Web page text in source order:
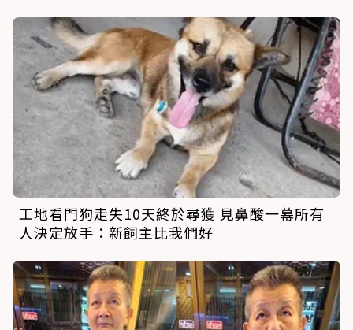
工地看門狗走失10天終於尋獲 見鼻酸一幕所有
人決定放手：新飼主比我們好